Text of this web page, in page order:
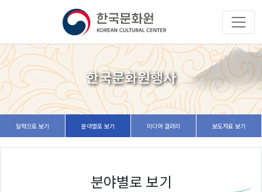
한국문화원행사
달력으로 보기 분야별로 보기 미디어 갤러리 보도자료 보기
분야별로 보기